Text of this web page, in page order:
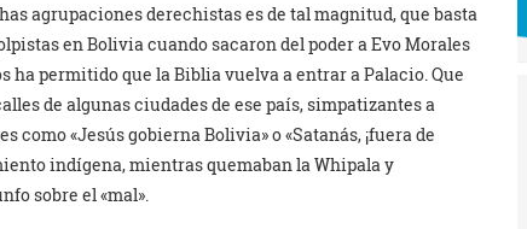
agrupaciones derechistas es de tal magnitud, que basta
en Bolivia cuando sacaron del poder a Evo Morales
ha permitido que la Biblia vuelva a entrar a Palacio. Que
de algunas ciudades de ese país, simpatizantes a
como «Jesús gobierna Bolivia» o «Satanás, ¡fuera de
indígena, mientras quemaban la Whipala y
sobre el «mal».